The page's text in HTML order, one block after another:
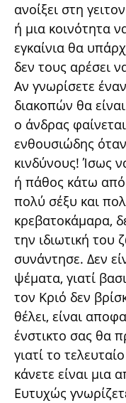
ανοίξει στη
ή μια κοινότητα
εγκαίνια θα
δεν τους αρέσει
Αν γνωρίσετε
διακοπών θα
ο άνδρας
ενθουσιώδης
κινδύνους! Ίσως
ή πάθος κάτω από
πολύ σέξυ και
κρεβατοκάμαρα,
την ιδιωτική του
συνάντησε. Δεν
ψέματα, γιατί
τον Κριό δεν
θέλει, είναι
ένστικτο σας θα
γιατί το
κάνετε είναι μια
Ευτυχώς